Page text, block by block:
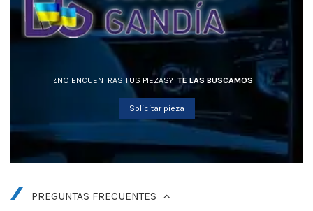
¿NO ENCUENTRAS TUS PIEZAS? TE LAS BUSCAMOS
Solicitar pieza
PREGUNTAS FRECUENTES